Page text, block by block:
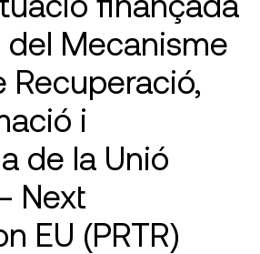
Mecanisme
Recuperació,
i
de la Unió
Next
EU (PRTR)